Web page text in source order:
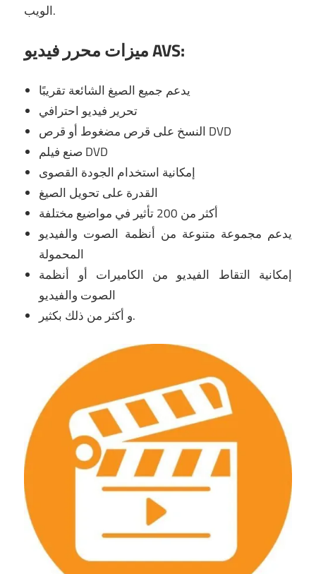
الويب.
ميزات محرر فيديو AVS:
يدعم جميع الصيغ الشائعة تقريبًا
تحرير فيديو احترافي
النسخ على قرص مضغوط أو قرص DVD
صنع فيلم DVD
إمكانية استخدام الجودة القصوى
القدرة على تحويل الصيغ
أكثر من 200 تأثير في مواضيع مختلفة
يدعم مجموعة متنوعة من أنظمة الصوت والفيديو
المحمولة
إمكانية التقاط الفيديو من الكاميرات أو أنظمة
الصوت والفيديو
و أكثر من ذلك بكثير.